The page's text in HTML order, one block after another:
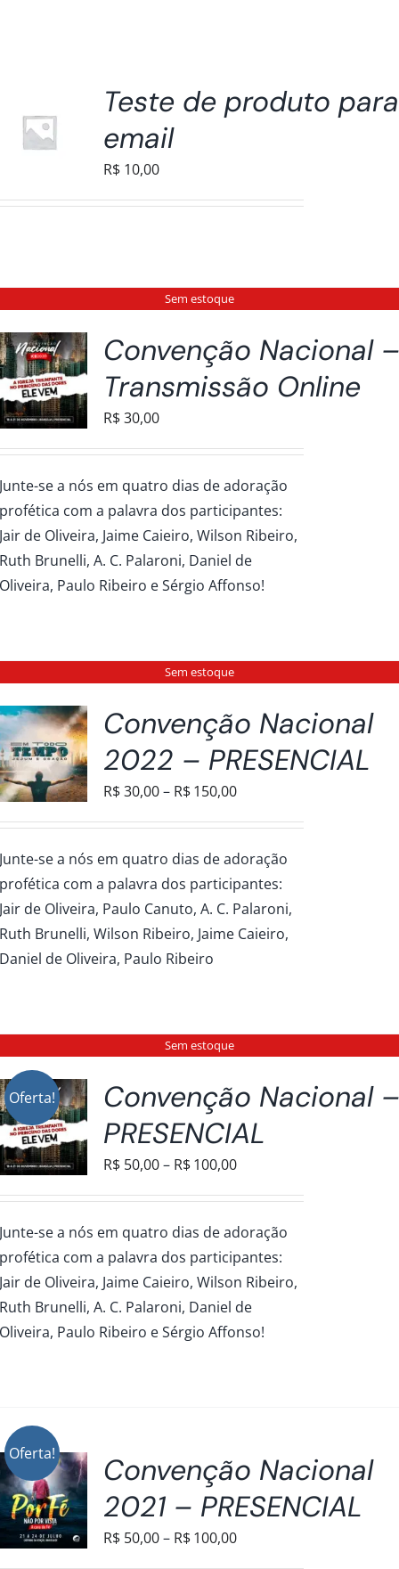
Teste de produto para
email
R$ 10,00
Sem estoque
Convenção Nacional
Transmissão Online
R$30,00
Junte-se a nós em quatro dias de adoração
profética com a palavra dos participantes:
Jair de Oliveira, Jaime Caieiro, Wilson Ribeiro,
Ruth Brunelli, A. C. Palaroni, Daniel de
Oliveira, Paulo Ribeiro e Sérgio Affonso!
Sem estoque
Convenção Nacional
2022 – PRESENCIAL
R$30,00 – R$ 150,00Faixa
R$30,00
através
R$150,00
Junte-se a nós em quatro dias de adoração
profética com a palavra dos participantes:
Jair de Oliveira, Paulo Canuto, A. C. Palaroni,
Ruth Brunelli, Wilson Ribeiro, Jaime Caieiro,
Daniel de Oliveira, Paulo Ribeiro
Sem estoque
Oferta!
Convenção Nacional
PRESENCIAL
R$ 50,00 – R$ 100,00Faixa
R$50,00
através
R$100,00
Junte-se a nós em quatro dias de adoração
profética com a palavra dos participantes:
Jair de Oliveira, Jaime Caieiro, Wilson Ribeiro,
Ruth Brunelli, A. C. Palaroni, Daniel de
Oliveira, Paulo Ribeiro e Sérgio Affonso!
Oferta!
Convenção Nacional
2021 – PRESENCIAL
R$ 50,00 – R$ 100,00Faixa